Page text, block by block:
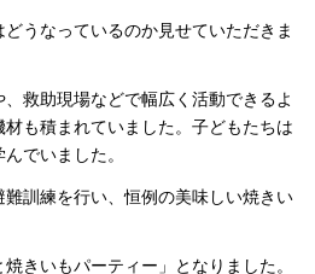
うなっているのか見せていただきま
救助現場などで幅広く活動できるよ
も積まれていました。子どもたちは
でいました。
訓練を行い、恒例の美味しい焼きい
きいもパーティー」となりました。